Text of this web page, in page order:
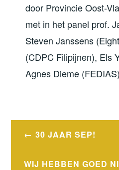
door Provincie Oost-
met in het panel prof.
Steven Janssens
(CDPC Filipijnen), Els
Agnes Dieme (FEDIAS)
Bericht
30 JAAR SEP!
WIJ HEBBEN GOED